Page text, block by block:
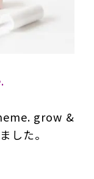
grow &
した。